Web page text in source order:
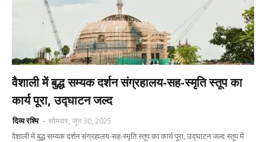
वैशाली में बुद्ध सम्यक दर्शन संग्रहालय-सह-स्मृति स्तूप का
कार्य पूरा, उद्घाटन जल्द
दिव्य रश्मि
सोमवार, जून 30, 2025
वैशाली में बुद्ध सम्यक दर्शन संग्रहालय-सह-स्मृति स्तूप का कार्य पूरा, उद्घाटन जल्द स्तूप में